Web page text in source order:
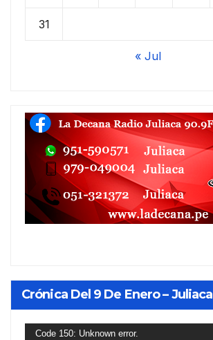
31
« Jul
Crónica Del 9 De Enero – Juliaca
Reproductor
Code 150: Unknown error.